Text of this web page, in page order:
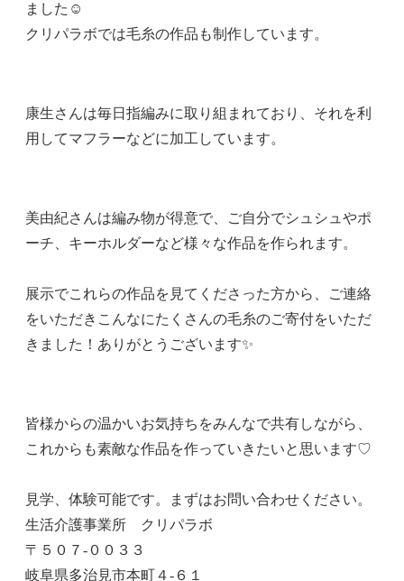
ました☺
クリパラボでは毛糸の作品も制作しています。
康生さんは毎日指編みに取り組まれており、それを利
用してマフラーなどに加工しています。
美由紀さんは編み物が得意で、ご自分でシュシュやポ
ーチ、キーホルダーなど様々な作品を作られます。
展示でこれらの作品を見てくださった方から、ご連絡
をいただきこんなにたくさんの毛糸のご寄付をいただ
きました！ありがとうございます✨
皆様からの温かいお気持ちをみんなで共有しながら、
これからも素敵な作品を作っていきたいと思います♡
見学、体験可能です。まずはお問い合わせください。
生活介護事業所 クリパラボ
〒５０７-００３３
岐阜県多治見市本町４‐６１